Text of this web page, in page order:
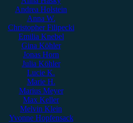
Andrea Holstein
Anna W.
Christopher Filipecki
Emilia Knebel
Gina Köhler
Jonas Horn
Julia Köhler
Lucie K.
Marie H.
Marius Meyer
Max Keller
Melvin Klein
Yvonne Hopfensack